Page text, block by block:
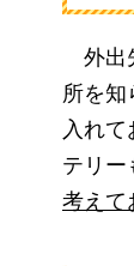
外出
所を
入れ
テリー
考えて